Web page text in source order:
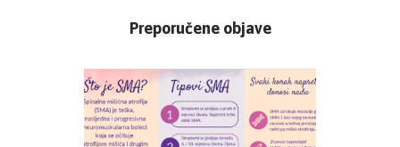
Preporučene objave